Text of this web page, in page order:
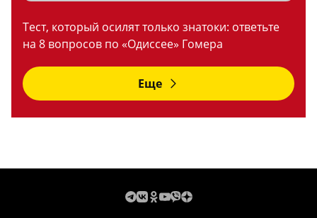
Тест, который осилят только знатоки: ответьте
на 8 вопросов по «Одиссее» Гомера
Еще